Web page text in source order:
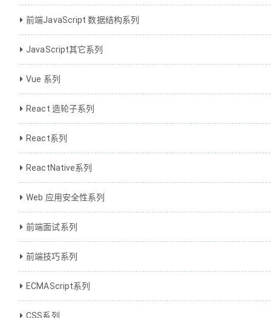
前端JavaScript 数据结构系列
JavaScript其它系列
Vue 系列
React 造轮子系列
React系列
ReactNative系列
Web 应用安全性系列
前端面试系列
前端技巧系列
ECMAScript系列
CSS系列